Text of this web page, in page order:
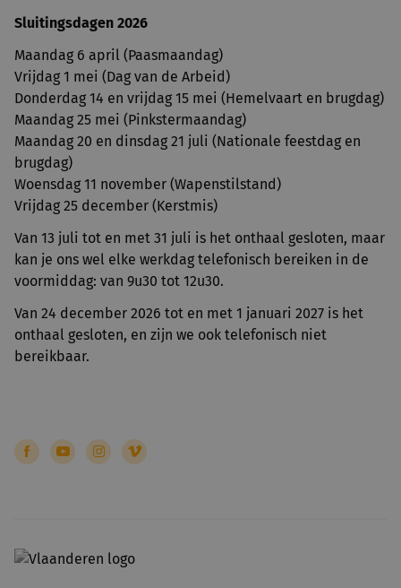
Sluitingsdagen 2026
Maandag 6 april (Paasmaandag)
Vrijdag 1 mei (Dag van de Arbeid)
Donderdag 14 en vrijdag 15 mei (Hemelvaart en brugdag)
Maandag 25 mei (Pinkstermaandag)
Maandag 20 en dinsdag 21 juli (Nationale feestdag en
brugdag)
Woensdag 11 november (Wapenstilstand)
Vrijdag 25 december (Kerstmis)
Van 13 juli tot en met 31 juli is het onthaal gesloten, maar
kan je ons wel elke werkdag telefonisch bereiken in de
voormiddag: van 9u30 tot 12u30.
Van 24 december 2026 tot en met 1 januari 2027 is het
onthaal gesloten, en zijn we ook telefonisch niet
bereikbaar.